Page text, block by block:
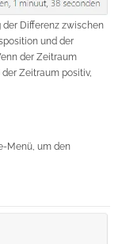
Differenz zwischen
und der
der Zeitraum
Zeitraum positiv,
Menü, um den